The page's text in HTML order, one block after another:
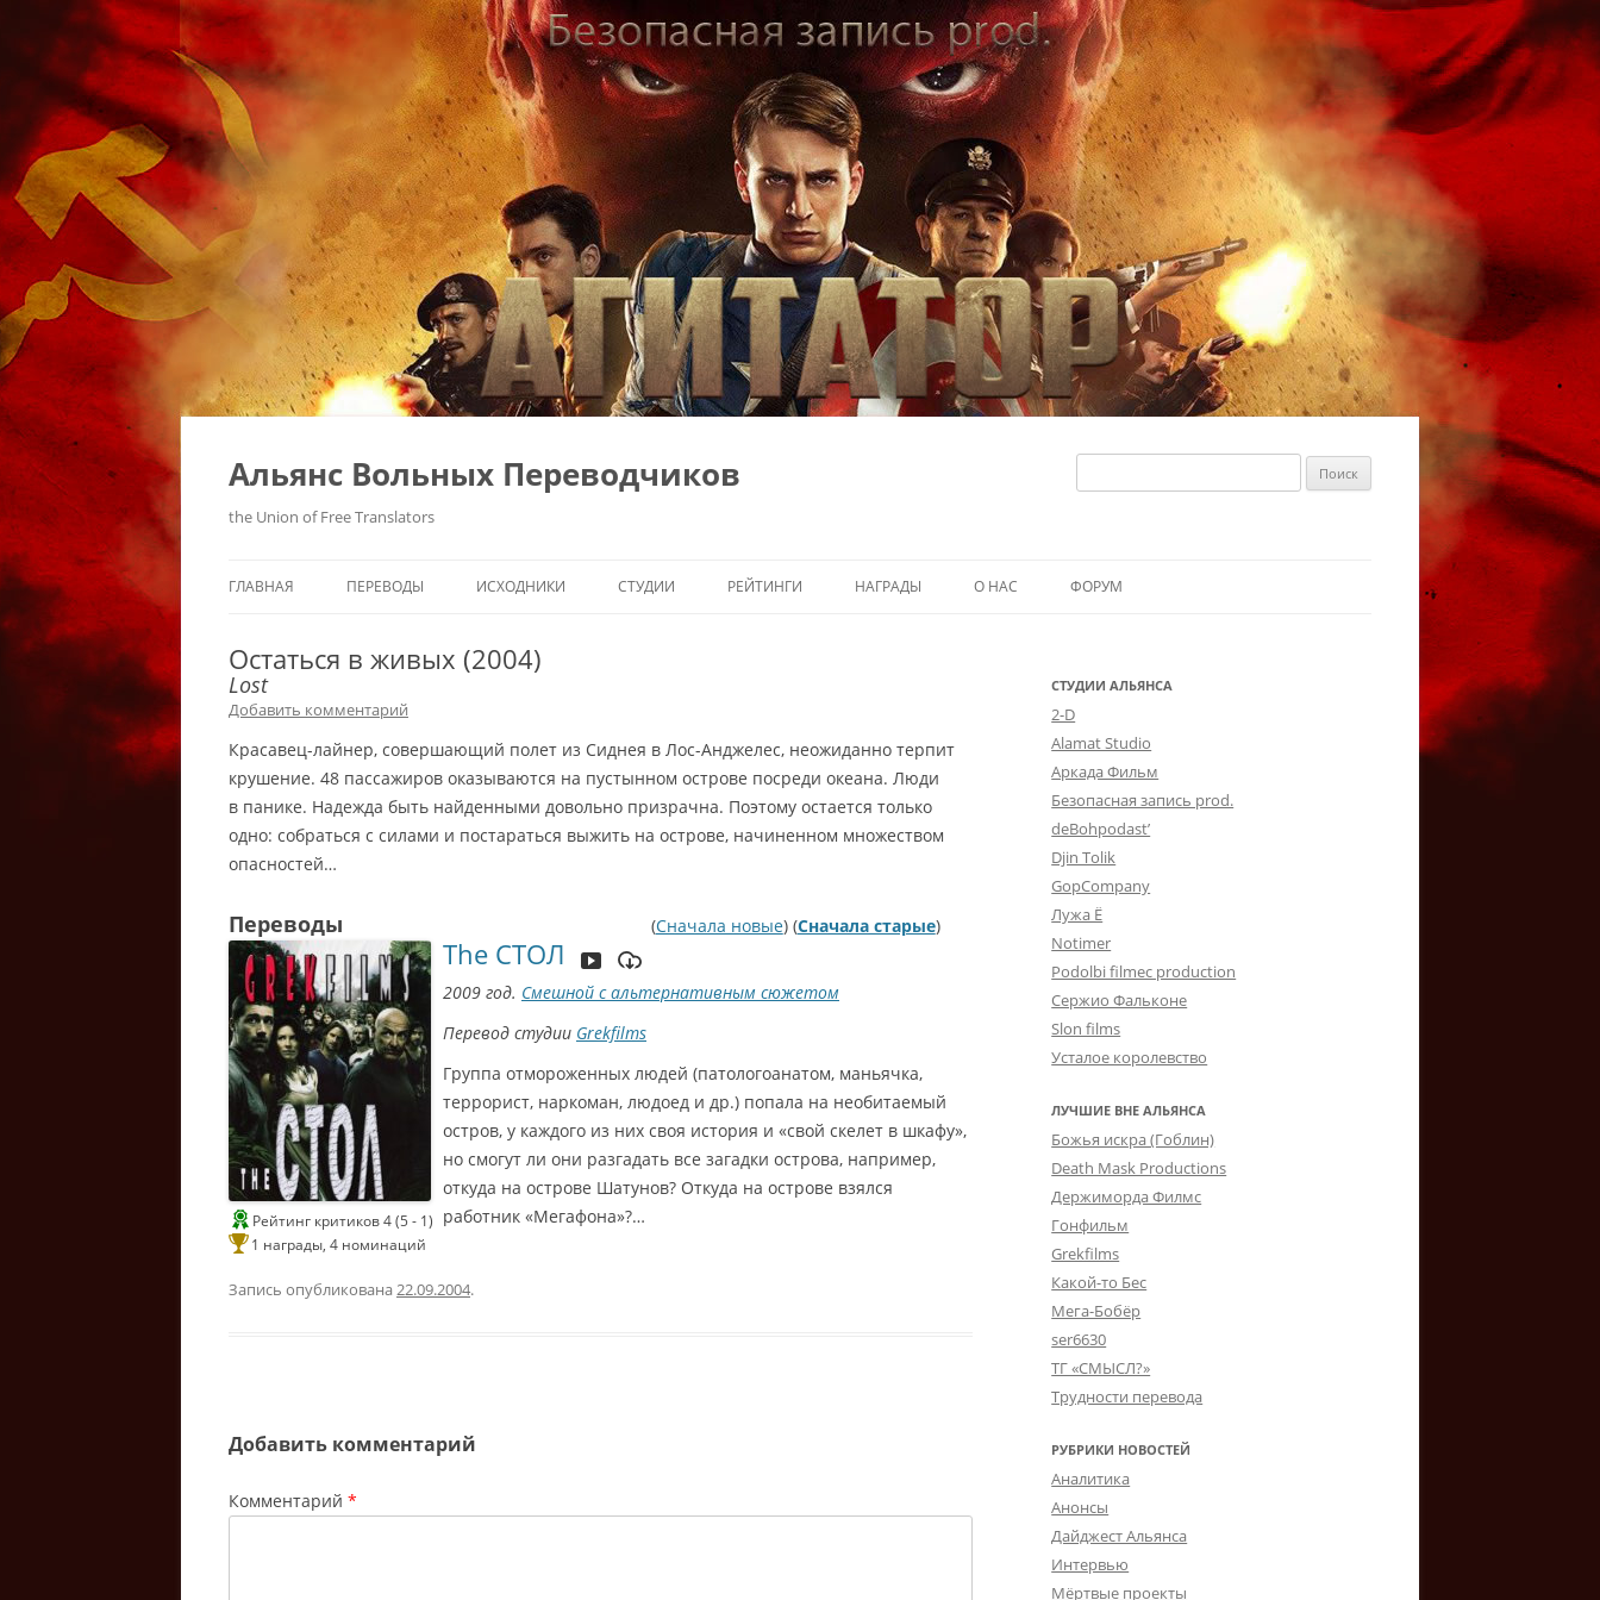
Альянс Вольных Переводчиков
the Union of Free Translators
Найти:
ГЛАВНАЯ ПЕРЕВОДЫ ИСХОДНИКИ СТУДИИ РЕЙТИНГИ НАГРАДЫ О НАС
ВСТУПЛЕНИЕ В АЛЬЯНС
ИСТОРИЯ АЛЬЯНСА
ФОРУМ
Остаться в живых (2004)
Lost
Добавить комментарий
Красавец-лайнер, совершающий полет из Сиднея в Лос-Анджелес, неожиданно терпит
крушение. 48 пассажиров оказываются на пустынном острове посреди океана. Люди
в панике. Надежда быть найденными довольно призрачна. Поэтому остается только
одно: собраться с силами и постараться выжить на острове, начиненном множеством
опасностей…
Переводы (Сначала новые) (Сначала старые)
Рейтинг критиков 4 (5 - 1)
1 награды, 4 номинаций
н
е
The СТОЛ
2009 год. Смешной с альтернативным сюжетом
Перевод студии Grekfilms
Группа отмороженных людей (патологоанатом, маньячка,
террорист, наркоман, людоед и др.) попала на необитаемый
остров, у каждого из них своя история и «свой скелет в шкафу»,
но смогут ли они разгадать все загадки острова, например,
откуда на острове Шатунов? Откуда на острове взялся
работник «Мегафона»?…
Запись опубликована22.09.2004.
Добавить комментарий
Комментарий *
СТУДИИ АЛЬЯНСА
2-D
Alamat Studio
Аркада Фильм
Безопасная запись prod.
deBohpodast’
Djin Tolik
GopCompany
Лужа Ё
Notimer
Podolbi filmec production
Сержио Фальконе
Slon films
Усталое королевство
ЛУЧШИЕ ВНЕ АЛЬЯНСА
Божья искра (Гоблин)
Death Mask Productions
Держиморда Филмс
Гонфильм
Grekfilms
Какой-то Бес
Мега-Бобёр
ser6630
ТГ «СМЫСЛ?»
Трудности перевода
РУБРИКИ НОВОСТЕЙ
Аналитика
Анонсы
Дайджест Альянса
Интервью
Мёртвые проекты